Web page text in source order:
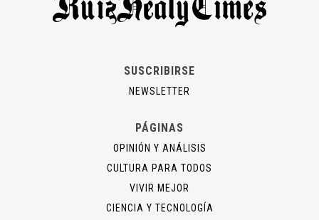
SUSCRIBIRSE
NEWSLETTER
PÁGINAS
OPINIÓN Y ANÁLISIS
CULTURA PARA TODOS
VIVIR MEJOR
CIENCIA Y TECNOLOGÍA